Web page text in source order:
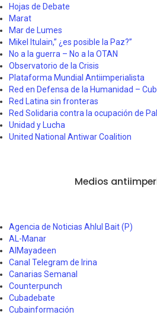
Hojas de Debate
Marat
Mar de Lumes
Mikel Itulain,” ¿es posible la Paz?”
No a la guerra – No a la OTAN
Observatorio de la Crisis
Plataforma Mundial Antiimperialista
Red en Defensa de la Humanidad –
Red Latina sin fronteras
Red Solidaria contra la ocupación de
Unidad y Lucha
United National Antiwar Coalition
Medios
Agencia de Noticias Ahlul Bait (P)
AL-Manar
AlMayadeen
Canal Telegram de Irina
Canarias Semanal
Counterpunch
Cubadebate
Cubainformación